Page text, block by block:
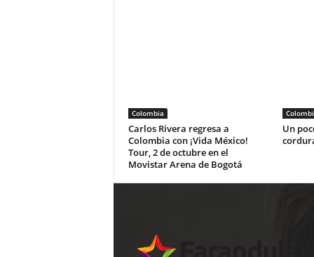
Colombia
Carlos Rivera regresa a
Colombia con ¡Vida México!
Tour, 2 de octubre en el
Movistar Arena de Bogotá
Un